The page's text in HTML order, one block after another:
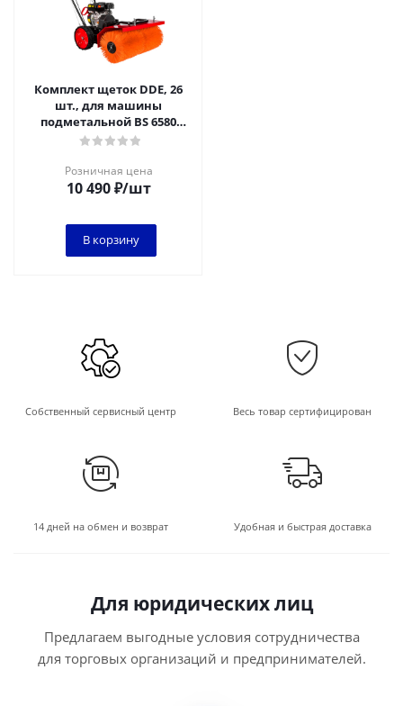
Комплект щеток DDE, 26
шт., для машины
подметальной BS 6580
Combo
Розничная цена
10 490₽/шт
В корзину
Собственный сервисный центр Весь товар сертифицирован
14 дней на обмен и возврат Удобная и быстрая доставка
Для юридических лиц
Предлагаем выгодные условия сотрудничества
для торговых организаций и предпринимателей.